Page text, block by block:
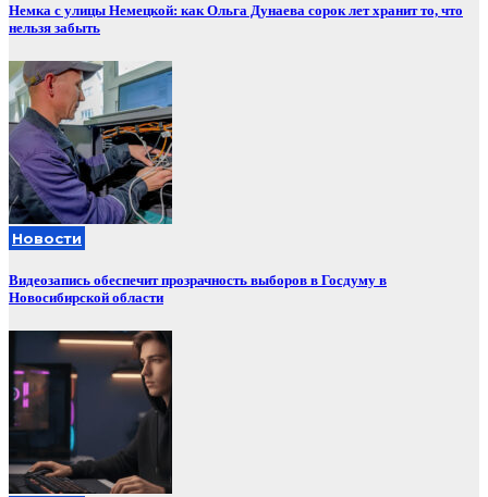
Немка с улицы Немецкой: как Ольга Дунаева сорок лет хранит то, что
нельзя забыть
Новости
Видеозапись обеспечит прозрачность выборов в Госдуму в
Новосибирской области